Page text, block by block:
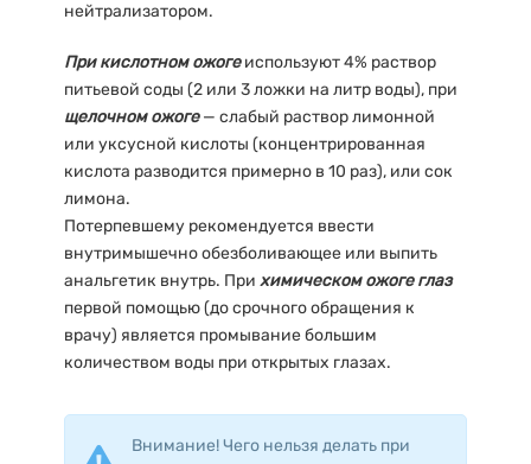
нейтрализатором.
При кислотном ожогеиспользуют 4% раствор
питьевой соды (2 или 3 ложки на литр воды), при
щелочном ожоге— слабый раствор лимонной
или уксусной кислоты (концентрированная
кислота разводится примерно в 10 раз), или сок
лимона.
Потерпевшему рекомендуется ввести
внутримышечно обезболивающее или выпить
анальгетик внутрь. При химическом ожоге глаз
первой помощью (до срочного обращения к
врачу) является промывание большим
количеством воды при открытых глазах.
Внимание! Чего нельзя делать при